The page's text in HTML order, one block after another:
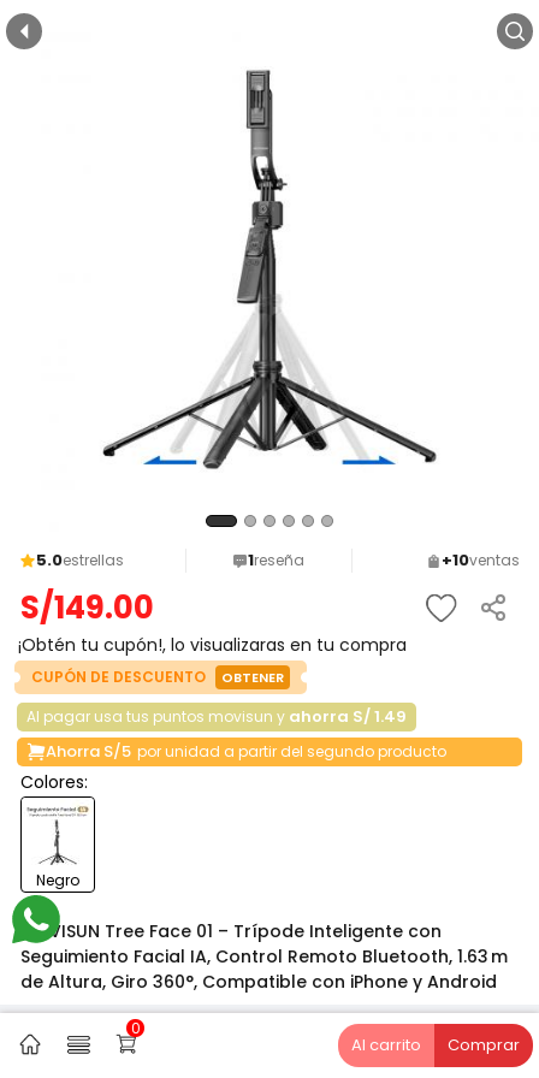
0
Al carrito Comprar
5.0estrellas 1reseña +10ventas
S/149.00
¡Obtén tu cupón!, lo visualizaras en tu compra
CUPÓN DE DESCUENTO OBTENER
Al pagar usa tus puntos movisun y ahorra S/ 1.49
Ahorra S/5 por unidad a partir del segundo producto
Colores:
Negro
MOVISUN Tree Face 01 – Trípode Inteligente con
Seguimiento Facial IA, Control Remoto Bluetooth, 1.63 m
de Altura, Giro 360°, Compatible con iPhone y Android
Garantía
6 meses